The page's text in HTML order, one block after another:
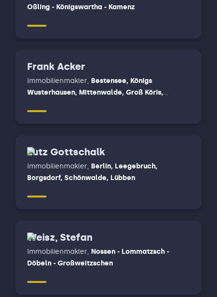
Oßling - Königswartha - Kamenz
Frank Acker
Immobilienmakler, Bestensee, Königs
Wusterhausen, Mittenwalde, Groß Köris,
Lutz Gottschalk
Immobilienmakler, Berlin, Leegebruch,
Borgsdorf, Schönwalde, Lübben
Weisz, Stefan
Immobilienmakler, Nossen - Lommatzsch -
Döbeln - Großweitzschen